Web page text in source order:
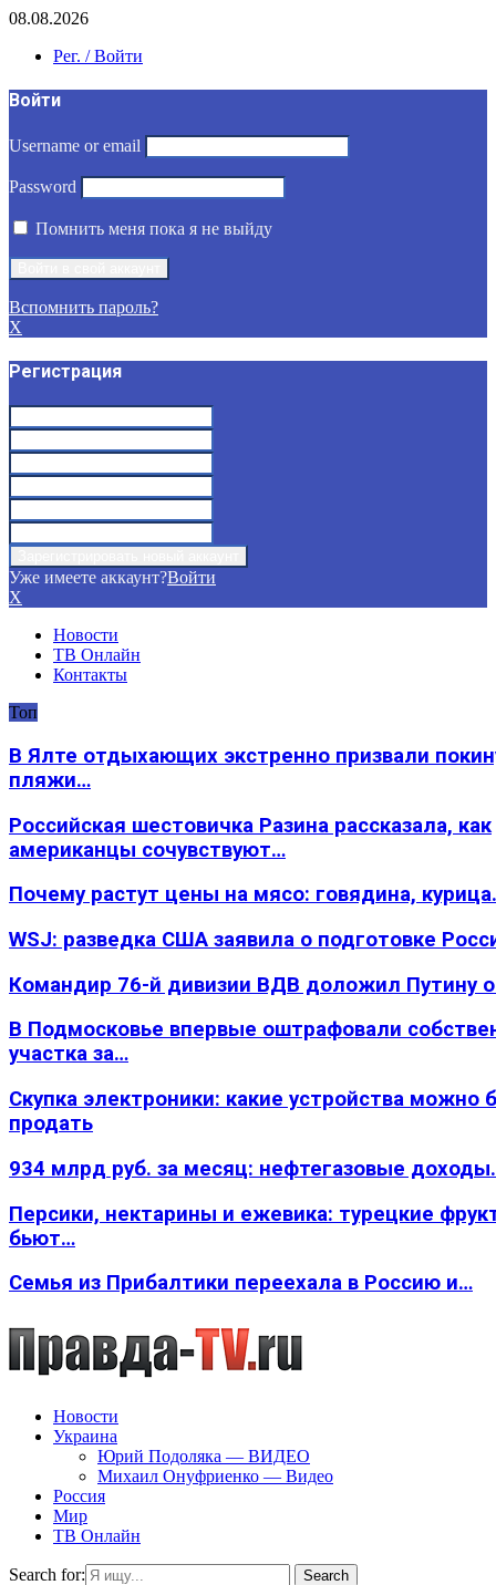
08.08.2026
Рег. / Войти
Войти
Username or email
Password
Помнить меня пока я не выйду
Вспомнить пароль?
X
Регистрация
Уже имеете аккаунт?Войти
X
Новости
ТВ Онлайн
Контакты
Топ
В Ялте отдыхающих экстренно призвали
пляжи…
Российская шестовичка Разина рассказала, как
американцы сочувствуют…
Почему растут цены на мясо: говядина,
WSJ: разведка США заявила о подготовке
Командир 76-й дивизии ВДВ доложил Путину
В Подмосковье впервые оштрафовали
участка за…
Скупка электроники: какие устройства можно
продать
934 млрд руб. за месяц: нефтегазовые
Персики, нектарины и ежевика: турецкие
бьют…
Семья из Прибалтики переехала в Россию и…
Новости
Украина
Юрий Подоляка — ВИДЕО
Михаил Онуфриенко — Видео
Россия
Мир
ТВ Онлайн
Search for:
Search